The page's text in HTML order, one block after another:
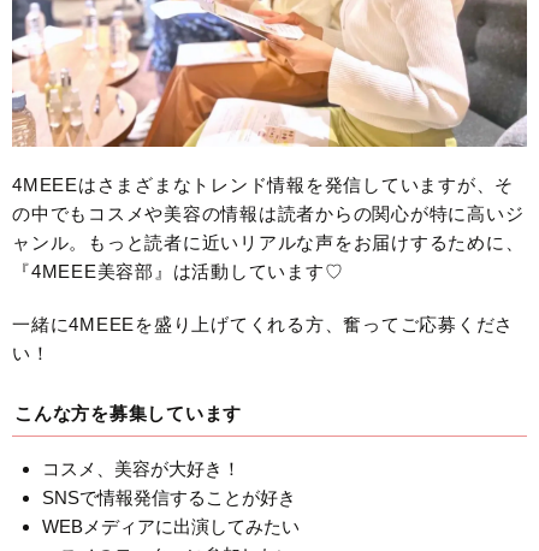
4MEEEはさまざまなトレンド情報を発信していますが、そ
の中でもコスメや美容の情報は読者からの関心が特に高いジ
ャンル。もっと読者に近いリアルな声をお届けするために、
『4MEEE美容部』は活動しています♡
一緒に4MEEEを盛り上げてくれる方、奮ってご応募くださ
い！
こんな方を募集しています
コスメ、美容が大好き！
SNSで情報発信することが好き
WEBメディアに出演してみたい